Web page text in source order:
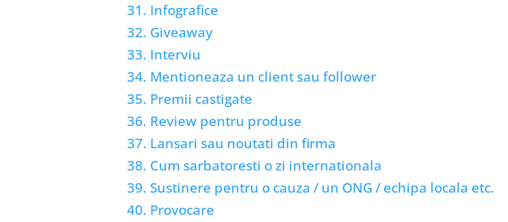
31. Infografice
32. Giveaway
33. Interviu
34. Mentioneaza un client sau follower
35. Premii castigate
36. Review pentru produse
37. Lansari sau noutati din firma
38. Cum sarbatoresti o zi internationala
39. Sustinere pentru o cauza / un ONG / echipa locala etc.
40. Provocare